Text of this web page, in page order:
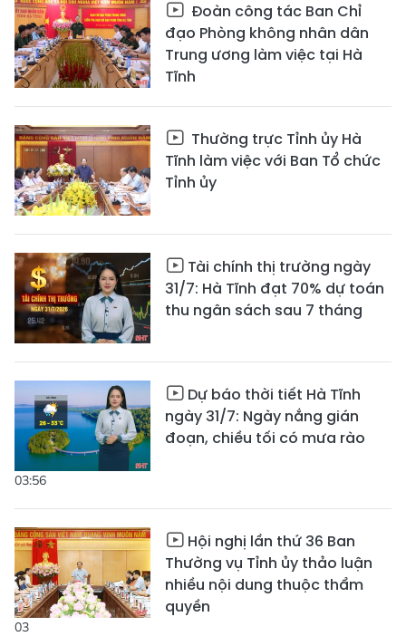
Đoàn công tác Ban Chỉ
đạo Phòng không nhân dân
Trung ương làm việc tại Hà
Tĩnh
Thường trực Tỉnh ủy Hà
Tĩnh làm việc với Ban Tổ chức
Tỉnh ủy
Tài chính thị trường ngày
31/7: Hà Tĩnh đạt 70% dự toán
thu ngân sách sau 7 tháng
03:56
Dự báo thời tiết Hà Tĩnh
ngày 31/7: Ngày nắng gián
đoạn, chiều tối có mưa rào
03
Hội nghị lần thứ 36 Ban
Thường vụ Tỉnh ủy thảo luận
nhiều nội dung thuộc thẩm
quyền